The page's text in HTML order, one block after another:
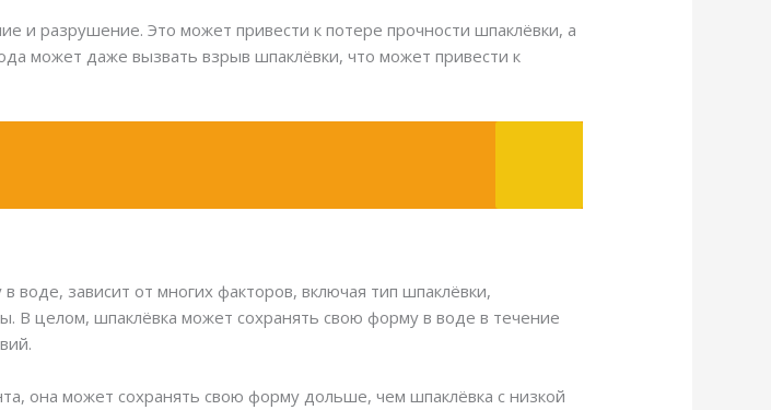
и разрушение. Это может привести к потере прочности шпаклёвки, а
может даже вызвать взрыв шпаклёвки, что может привести к
зависит от многих факторов, включая тип шпаклёвки,
В целом, шпаклёвка может сохранять свою форму в воде в течение
она может сохранять свою форму дольше, чем шпаклёвка с низкой